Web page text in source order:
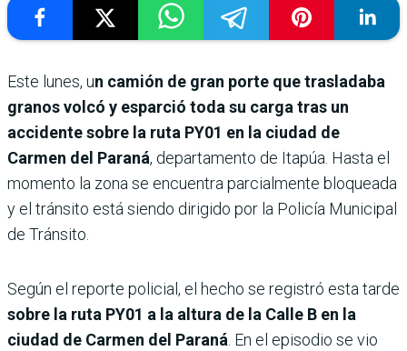
Este lunes, un camión de gran porte que trasladaba
granos volcó y esparció toda su carga tras un
accidente sobre la ruta PY01 en la ciudad de
Carmen del Paraná, departamento de Itapúa. Hasta el
momento la zona se encuentra parcialmente bloqueada
y el tránsito está siendo dirigido por la Policía Municipal
de Tránsito.
Según el reporte policial, el hecho se registró esta tarde
sobre la ruta PY01 a la altura de la Calle B en la
ciudad de Carmen del Paraná . En el episodio se vio